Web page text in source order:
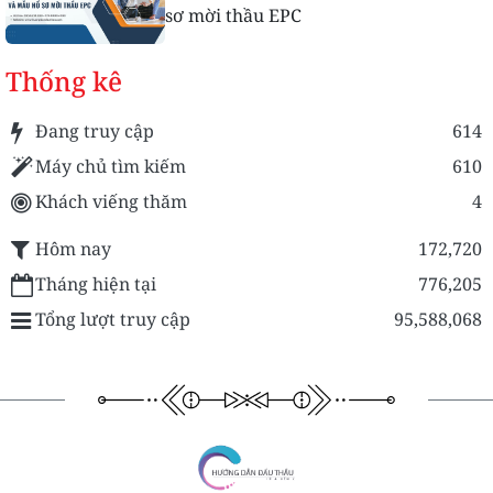
sơ mời thầu EPC
Thống kê
Đang truy cập
614
Máy chủ tìm kiếm
610
Khách viếng thăm
4
Hôm nay
172,720
Tháng hiện tại
776,205
Tổng lượt truy cập
95,588,068